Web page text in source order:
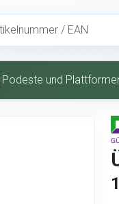
Podeste und